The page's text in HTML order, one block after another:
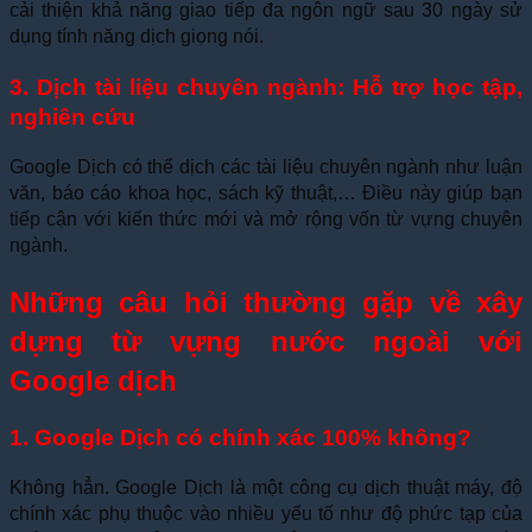
cải thiện khả năng giao tiếp đa ngôn ngữ sau 30 ngày sử
dụng tính năng dịch giọng nói.
3. Dịch tài liệu chuyên ngành: Hỗ trợ học tập,
nghiên cứu
Google Dịch có thể dịch các tài liệu chuyên ngành như luận
văn, báo cáo khoa học, sách kỹ thuật,… Điều này giúp bạn
tiếp cận với kiến thức mới và mở rộng vốn từ vựng chuyên
ngành.
Những câu hỏi thường gặp về xây
dựng từ vựng nước ngoài với
Google dịch
1. Google Dịch có chính xác 100% không?
Không hẳn. Google Dịch là một công cụ dịch thuật máy, độ
chính xác phụ thuộc vào nhiều yếu tố như độ phức tạp của